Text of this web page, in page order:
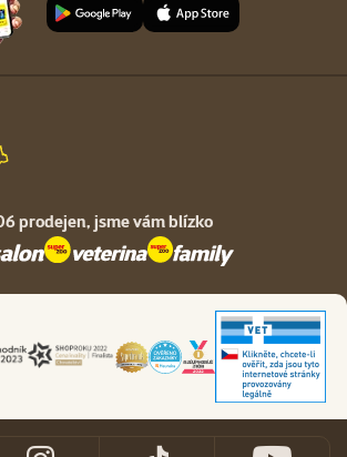
prodejen, jsme vám blízko